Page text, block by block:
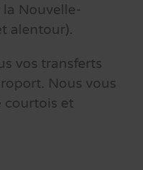
Nouvelle-
alentour).
vos transferts
Nous vous
courtois et